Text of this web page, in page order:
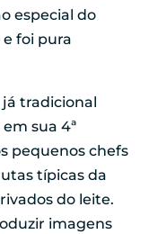
especial do
foi pura
tradicional
sua 4ª
pequenos chefs
típicas da
do leite.
imagens